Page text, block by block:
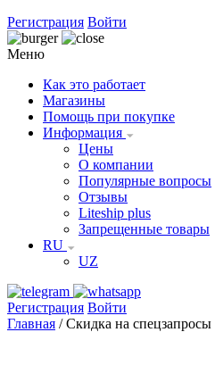
Регистрация Войти
Меню
Как это работает
Магазины
Помощь при покупке
Информация
Цены
О компании
Популярные вопросы
Отзывы
Liteship plus
Запрещенные товары
RU
UZ
Регистрация Войти
Главная / Скидка на спецзапросы